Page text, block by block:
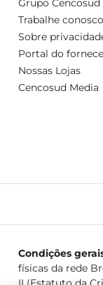
Grupo Cencosud
Trabalhe conosco
Sobre
Portal do
Nossas Lojas
Cencosud Media
Condições
físicas da rede